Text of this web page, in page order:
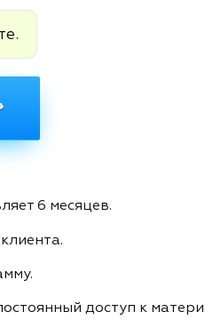
6 месяцев.
доступ к